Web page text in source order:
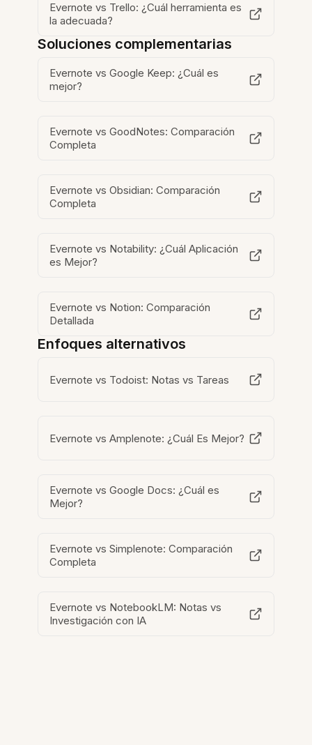
Evernote vs Trello: ¿Cuál herramienta es
la adecuada?
Soluciones complementarias
Evernote vs Google Keep: ¿Cuál es
mejor?
Evernote vs GoodNotes: Comparación
Completa
Evernote vs Obsidian: Comparación
Completa
Evernote vs Notability: ¿Cuál Aplicación
es Mejor?
Evernote vs Notion: Comparación
Detallada
Enfoques alternativos
Evernote vs Todoist: Notas vs Tareas
Evernote vs Amplenote: ¿Cuál Es Mejor?
Evernote vs Google Docs: ¿Cuál es
Mejor?
Evernote vs Simplenote: Comparación
Completa
Evernote vs NotebookLM: Notas vs
Investigación con IA